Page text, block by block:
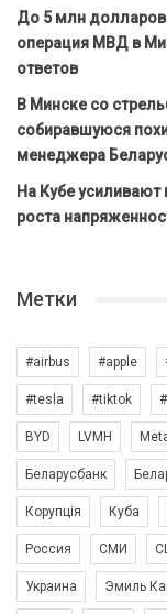
До 5 млн долларов
операция МВД в
ответов
В Минске со
собиравшуюся
менеджера
На Кубе
роста
Метки
#airbus #apple
#tesla #tiktok
BYD LVMH
Беларусбанк
Корупція Куба
Россия СМИ
Украина Эмиль